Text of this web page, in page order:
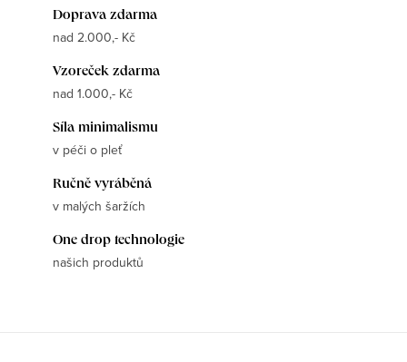
Doprava zdarma
nad 2.000,- Kč
Vzoreček zdarma
nad 1.000,- Kč
Síla minimalismu
v péči o pleť
Ručně vyráběná
v malých šaržích
One drop technologie
našich produktů